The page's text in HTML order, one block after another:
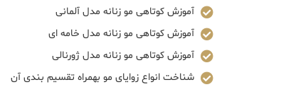
آموزش کوتاهی مو زنانه مدل آلمانی
آموزش کوتاهی مو زنانه مدل خامه ای
آموزش کوتاهی مو زنانه مدل ژورنالی
شناخت انواع زوایای مو بهمراه تقسیم بندی آن